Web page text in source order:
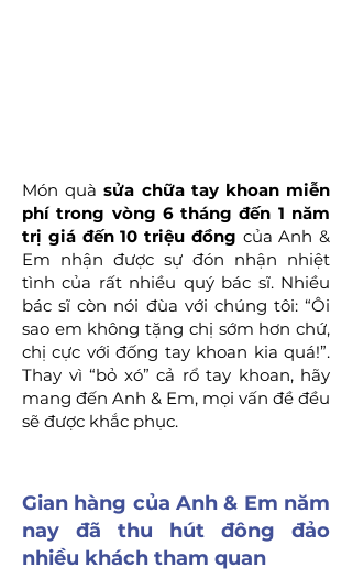
Món quàsửa chữa tay khoan miễn
phí trong vòng 6 tháng đến 1 năm
trị giá đến 10 triệu đồng của Anh &
Em nhận được sự đón nhận nhiệt
tình của rất nhiều quý bác sĩ. Nhiều
bác sĩ còn nói đùa với chúng tôi: “Ôi
sao em không tặng chị sớm hơn chứ,
chị cực với đống tay khoan kia quá!”.
Thay vì “bỏ xó” cả rổ tay khoan, hãy
mang đến Anh & Em, mọi vấn đề đều
sẽ được khắc phục.
Gian hàng của Anh & Em năm
nay đã thu hút đông đảo
nhiều khách tham quan